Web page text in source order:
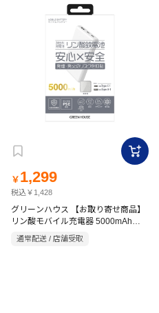
￥ 1,299
税込￥1,428
グリーンハウス 【お取り寄せ商品】
リン酸モバイル充電器 5000mAh
GH-LFBTA50-WH ホワイト
通常配送 / 店舗受取